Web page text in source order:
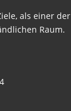
als einer
Raum.